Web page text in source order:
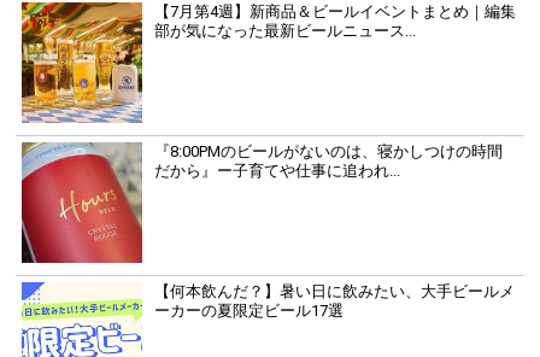
【7月第4週】新商品＆ビールイベントまとめ｜編集
部が気になった最新ビールニュース...
『8:00PMのビールがないのは、寝かしつけの時間
だから』ー子育てや仕事に追われ...
【何本飲んだ？】暑い日に飲みたい、大手ビールメ
ーカーの夏限定ビール17選